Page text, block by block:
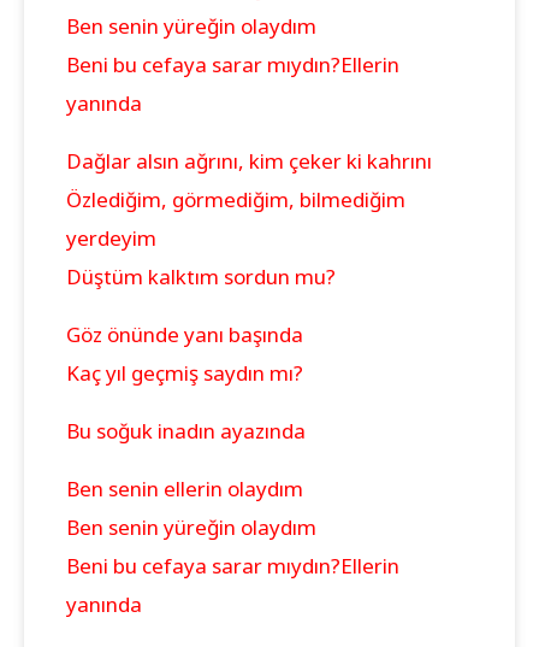
Ben senin yüreğin olaydım
Beni bu cefaya sarar mıydın?Ellerin
yanında
Dağlar alsın ağrını, kim çeker ki kahrını
Özlediğim, görmediğim, bilmediğim
yerdeyim
Düştüm kalktım sordun mu?
Göz önünde yanı başında
Kaç yıl geçmiş saydın mı?
Bu soğuk inadın ayazında
Ben senin ellerin olaydım
Ben senin yüreğin olaydım
Beni bu cefaya sarar mıydın?Ellerin
yanında